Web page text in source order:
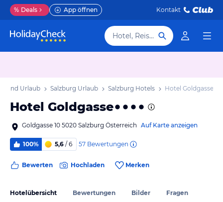
% Deals App öffnen Kontakt
Hotel, Reiseziel
Land Urlaub Salzburg Urlaub Salzburg Hotels Hotel Goldgasse
Hotel Goldgasse
Goldgasse 10 5020 Salzburg Österreich Auf Karte anzeigen
100% 5,6 / 6 57 Bewertungen
Bewerten Hochladen Merken
Hotelübersicht Bewertungen Bilder Fragen